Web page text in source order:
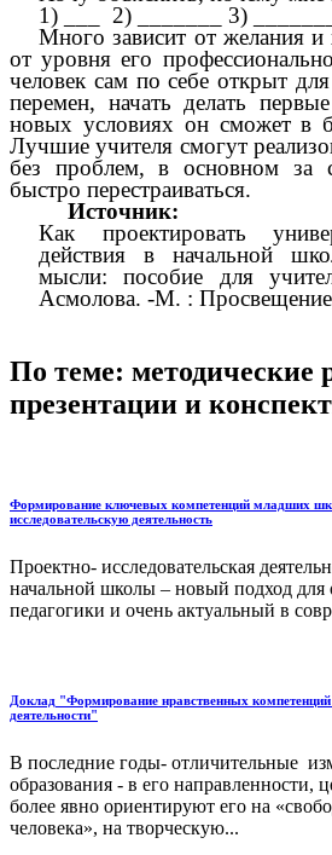
1) ___ 2) _______ 3)
Много зависит от желания и
от уровня его
человек сам по себе открыт
перемен, начать делать
новых условиях он сможет в
Лучшие учителя смогут
без проблем, в основном за
быстро перестраиваться.
Источник:
Как проектировать
действия в начальной
мысли: пособие для
Асмолова. -М. :
По теме: методические
презентации и
Формирование ключевых компетенций младших
исследовательскую деятельность
Проектно- исследовательская
начальной школы – новый подход для
педагогики и очень актуальный в
Доклад "Формирование нравственных
деятельности"
В последние годы- отличительные
образования - в его направленности,
более явно ориентируют его на
человека», на творческую...